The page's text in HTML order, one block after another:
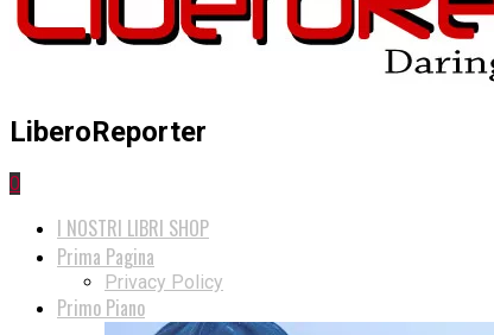
LiberoReporter
0
I NOSTRI LIBRI SHOP
Prima Pagina
Privacy Policy
Primo Piano